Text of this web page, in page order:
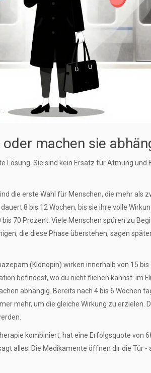
machen sie
Lösung. Sie sind kein Ersatz für Atmung und
die erste Wahl für Menschen, die mehr als
8 bis 12 Wochen, bis sie ihre volle
70 Prozent. Viele Menschen spüren zu
die diese Phase überstehen, sagen
(Klonopin) wirken innerhalb von 15 bis
befindest, wo du nicht fliehen kannst: im
abhängig. Bereits nach 4 bis 6 Wochen
mehr, um die gleiche Wirkung zu erzielen.
kombiniert, hat eine Erfolgsquote von
alles: Die Medikamente öffnen dir die Tür